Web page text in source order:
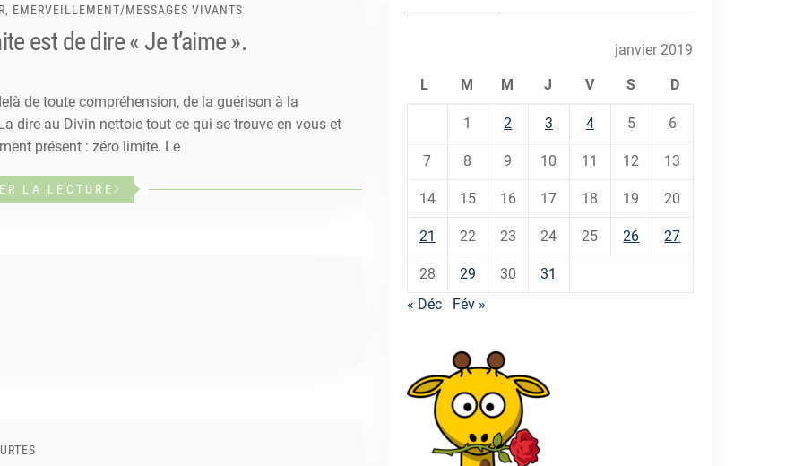
EMERVEILLEMENT/MESSAGES VIVANTS
est de dire « Je t’aime ».
de toute compréhension, de la guérison à la
dire au Divin nettoie tout ce qui se trouve en vous et
présent : zéro limite. Le
LA LECTURE
janvier 2019
L M M J V S D
1 2 3 4 5 6
7 8 9 10 11 12 13
14 15 16 17 18 19 20
21 22 23 24 25 26 27
28 29 30
31
« Déc
Fév »